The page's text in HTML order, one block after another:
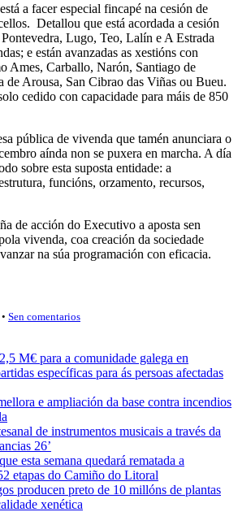
a facer especial fincapé na cesión de
Detallou que está acordada a cesión
Lugo, Teo, Lalín e A Estrada
e están avanzadas as xestións con
Ames, Carballo, Narón, Santiago de
de Arousa, San Cibrao das Viñas ou Bueu.
cedido con capacidade para máis de 850
pública de vivenda que tamén anunciara o
aínda non se puxera en marcha. A día
sobre esta suposta entidade: a
funcións, orzamento, recursos,
de acción do Executivo a aposta sen
vivenda, coa creación da sociedade
na súa programación con eficacia.
Sen comentarios
M€ para a comunidade galega en
específicas para ás persoas afectadas
e ampliación da base contra incendios
de instrumentos musicais a través da
26’
esta semana quedará rematada a
etapas do Camiño do Litoral
producen preto de 10 millóns de plantas
xenética